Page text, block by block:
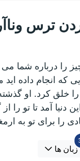
ترس
را درباره شما می
که انجام داده اید
خلق کرد. او
دنیا آمد تا تو را
را برای تو به
زبان ها
زبان ها